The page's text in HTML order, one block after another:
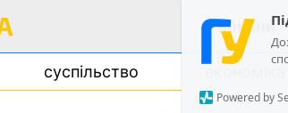
Powered by
новини
суспільство